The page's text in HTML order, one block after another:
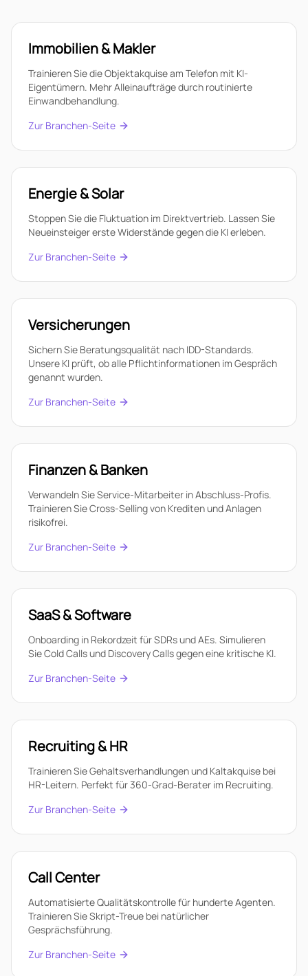
Immobilien & Makler
Trainieren Sie die Objektakquise am Telefon mit KI-
Eigentümern. Mehr Alleinaufträge durch routinierte
Einwandbehandlung.
Zur Branchen-Seite
Energie & Solar
Stoppen Sie die Fluktuation im Direktvertrieb. Lassen Sie
Neueinsteiger erste Widerstände gegen die KI erleben.
Zur Branchen-Seite
Versicherungen
Sichern Sie Beratungsqualität nach IDD-Standards.
Unsere KI prüft, ob alle Pflichtinformationen im Gespräch
genannt wurden.
Zur Branchen-Seite
Finanzen & Banken
Verwandeln Sie Service-Mitarbeiter in Abschluss-Profis.
Trainieren Sie Cross-Selling von Krediten und Anlagen
risikofrei.
Zur Branchen-Seite
SaaS & Software
Onboarding in Rekordzeit für SDRs und AEs. Simulieren
Sie Cold Calls und Discovery Calls gegen eine kritische KI.
Zur Branchen-Seite
Recruiting & HR
Trainieren Sie Gehaltsverhandlungen und Kaltakquise bei
HR-Leitern. Perfekt für 360-Grad-Berater im Recruiting.
Zur Branchen-Seite
Call Center
Automatisierte Qualitätskontrolle für hunderte Agenten.
Trainieren Sie Skript-Treue bei natürlicher
Gesprächsführung.
Zur Branchen-Seite